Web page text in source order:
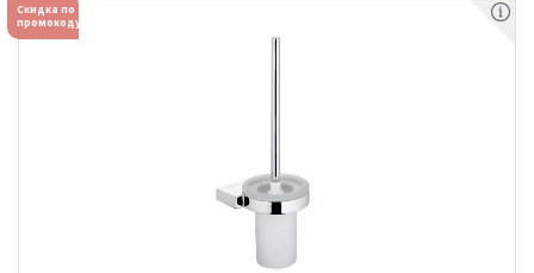
Скидка по
промокоду